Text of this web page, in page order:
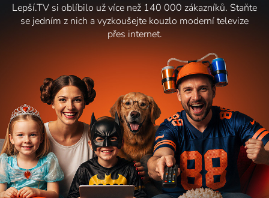
Lepší.TV si oblíbilo už více než 140 000 zákazníků. Staňte
se jedním z nich a vyzkoušejte kouzlo moderní televize
přes internet.